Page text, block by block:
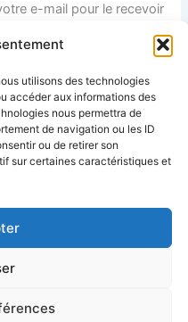
utilisons des technologies
accéder aux informations des
nous permettra de
de navigation ou les ID
ou de retirer son
sur certaines caractéristiques et
e-mail pour le recevoir
W
h
at
A
p
S
n
a
c
h
E
m
ai
T
w
itt ta
SUIVANT
Musique Relaxante et
guitare